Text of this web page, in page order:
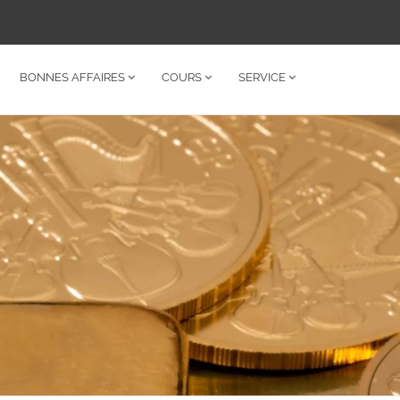
BONNES AFFAIRES COURS SERVICE